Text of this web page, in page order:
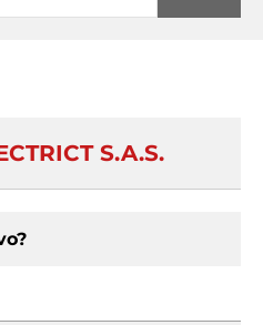
S.A.S.